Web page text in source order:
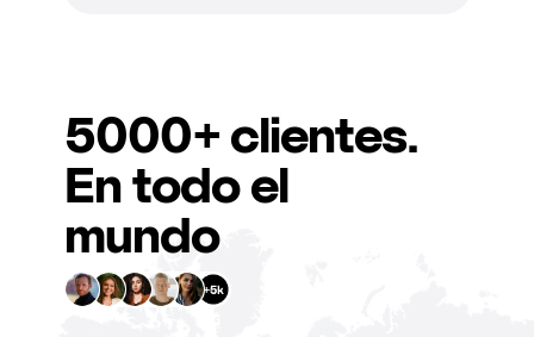
5000+ clientes.
En todo el
mundo